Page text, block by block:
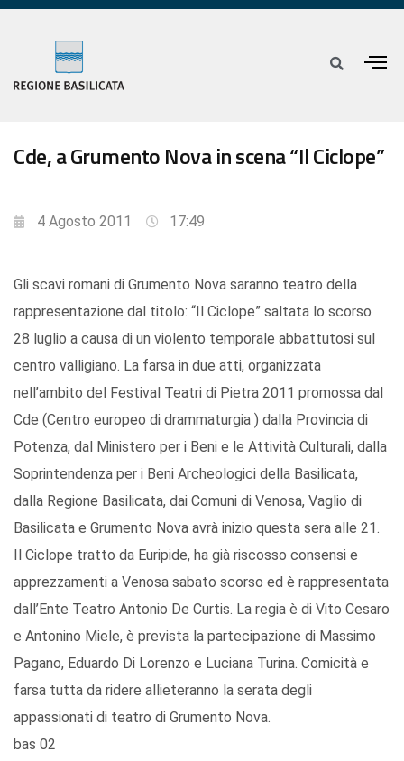
Cde, a Grumento Nova in scena “Il Ciclope”
4 Agosto 2011 17:49
Gli scavi romani di Grumento Nova saranno teatro della
rappresentazione dal titolo: “Il Ciclope” saltata lo scorso
28 luglio a causa di un violento temporale abbattutosi sul
centro valligiano. La farsa in due atti, organizzata
nell’ambito del Festival Teatri di Pietra 2011 promossa dal
Cde (Centro europeo di drammaturgia ) dalla Provincia di
Potenza, dal Ministero per i Beni e le Attività Culturali, dalla
Soprintendenza per i Beni Archeologici della Basilicata,
dalla Regione Basilicata, dai Comuni di Venosa, Vaglio di
Basilicata e Grumento Nova avrà inizio questa sera alle 21.
Il Ciclope tratto da Euripide, ha già riscosso consensi e
apprezzamenti a Venosa sabato scorso ed è rappresentata
dall’Ente Teatro Antonio De Curtis. La regia è di Vito Cesaro
e Antonino Miele, è prevista la partecipazione di Massimo
Pagano, Eduardo Di Lorenzo e Luciana Turina. Comicità e
farsa tutta da ridere allieteranno la serata degli
appassionati di teatro di Grumento Nova.
bas 02